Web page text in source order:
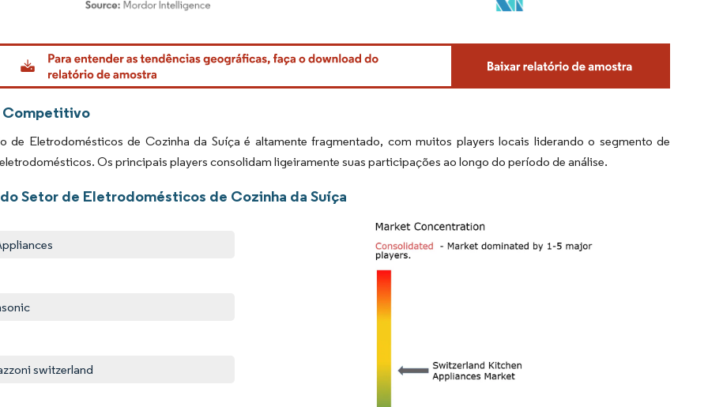
Intelligence. O reuso requer atribuição conforme CC BY 4.0.
Competitivo
de Eletrodomésticos de Cozinha da Suíça é altamente fragmentado, com muitos players locais liderando o segmento de
Os principais players consolidam ligeiramente suas participações ao longo do período de análise.
Setor de Eletrodomésticos de Cozinha da Suíça
switzerland